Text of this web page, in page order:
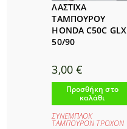
ΛΑΣΤΙΧΑ
ΤΑΜΠΟΥΡΟΥ
HONDA C50C GLX
50/90
3,00 €
Προσθήκη στο
καλάθι
ΣΥΝΕΜΠΛΟΚ
ΤΑΜΠΟΥΡΟΝ ΤΡΟΧΟΝ